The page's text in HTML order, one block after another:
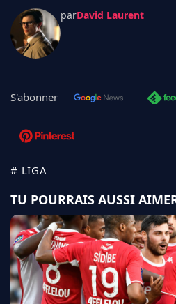
parDavid Laurent
S'abonner
# LIGA
TU POURRAIS AUSSI